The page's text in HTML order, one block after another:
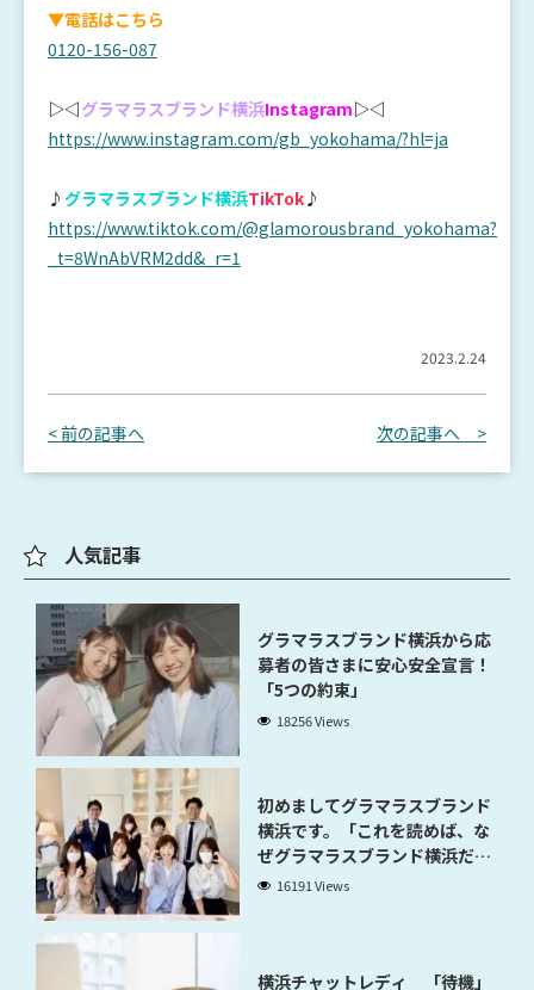
▼電話はこちら
0120-156-087
▷◁グラマラスブランド横浜Instagram▷◁
https://www.instagram.com/gb_yokohama/?hl=ja
♪ グラマラスブランド横浜TikTok♪
https://www.tiktok.com/@glamorousbrand_yokohama?
_t=8WnAbVRM2dd&_r=1
2023.2.24
< 前の記事へ 次の記事へ >
人気記事
グラマラスブランド横浜から応
募者の皆さまに安心安全宣言！
「5つの約束」
18256 Views
初めましてグラマラスブランド
横浜です。「これを読めば、な
ぜグラマラスブランド横浜だと
稼げるのかが分かります」
16191 Views
横浜チャットレディ 「待機」